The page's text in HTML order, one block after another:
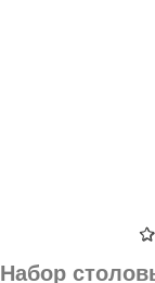
Набор